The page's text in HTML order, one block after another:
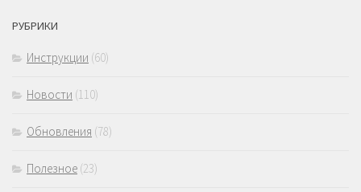
РУБРИКИ
Инструкции (60)
Новости (110)
Обновления (78)
Полезное (23)